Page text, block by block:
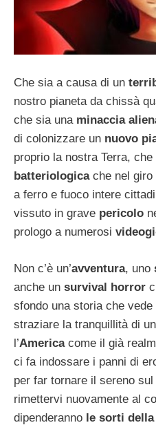
Che sia a causa di un
nostro pianeta da chissà
che sia una minaccia
di colonizzare un nuovo
proprio la nostra Terra,
batteriologicache nel giro
a ferro e fuoco intere
vissuto in grave pericolo
prologo a numerosi
Non c’è un’avventura, uno
anche un survival horror
sfondo una storia che
straziare la tranquillità di
l’America come il già
ci fa indossare i panni di
per far tornare il sereno
rimettervi nuovamente al
dipenderanno le sorti della